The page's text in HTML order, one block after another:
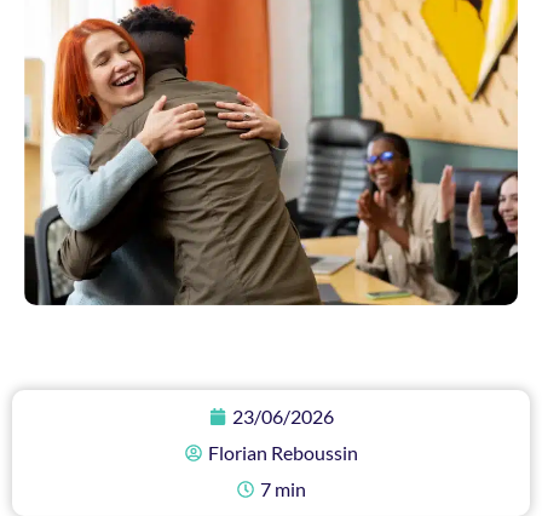
23/06/2026
Florian Reboussin
7 min